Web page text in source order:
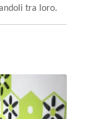
tra loro.